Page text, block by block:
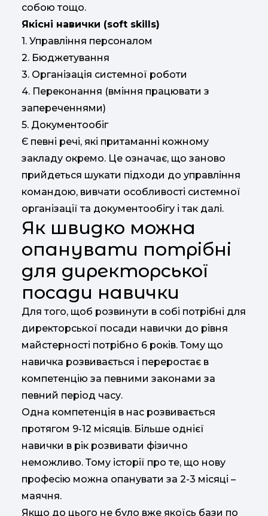
собою тощо.
Якісні навички (soft skills)
1. Управління персоналом
2. Бюджетування
3. Організація системної роботи
4. Переконання (вміння працювати з
запереченнями)
5. Документообіг
Є певні речі, які притаманні кожному
закладу окремо. Це означає, що заново
прийдеться шукати підходи до управління
командою, вивчати особливості системної
організації та документообігу і так далі.
Як швидко можна
опанувати потрібні
для директорської
посади навички
Для того, щоб розвинути в собі потрібні для
директорської посади навички до рівня
майстерності потрібно 6 років. Тому що
навичка розвивається і переростає в
компетенцію за певними законами за
певний період часу.
Одна компетенція в нас розвивається
протягом 9-12 місяців. Більше однієї
навички в рік розвивати фізично
неможливо. Тому історії про те, що нову
професію можна опанувати за 2-3 місяці –
маячня.
Якщо до цього не було вже якоїсь бази по